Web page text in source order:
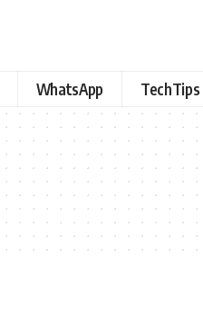
WhatsApp TechTips